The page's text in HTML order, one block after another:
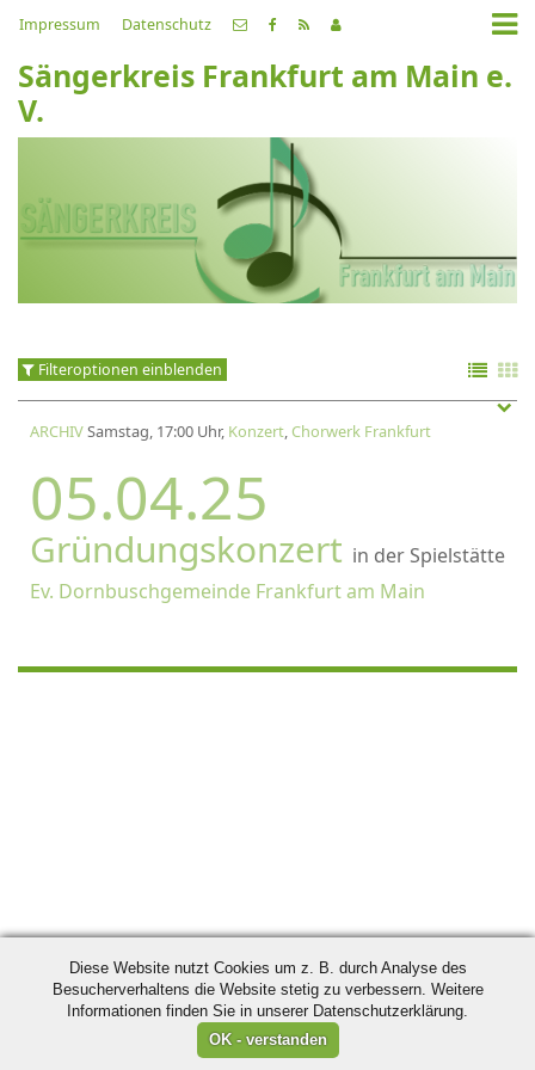
Impressum Datenschutz
Sängerkreis Frankfurt am Main e.
V.
Filteroptionen einblenden
ARCHIVSamstag, 17:00 Uhr, Konzert,Chorwerk Frankfurt
05.04.25
Gründungskonzert in der Spielstätte
Ev. Dornbuschgemeinde Frankfurt am Main
Diese Website nutzt Cookies um z. B. durch Analyse des
Besucherverhaltens die Website stetig zu verbessern. Weitere
Informationen finden Sie in unserer Datenschutzerklärung.